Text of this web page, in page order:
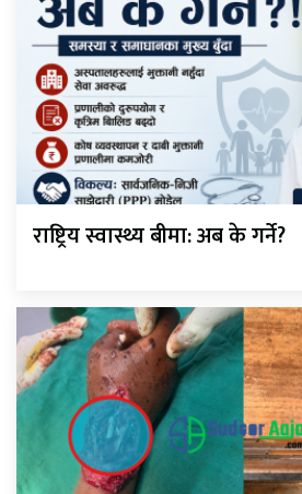
राष्ट्रिय स्वास्थ्य बीमा: अब के गर्ने?